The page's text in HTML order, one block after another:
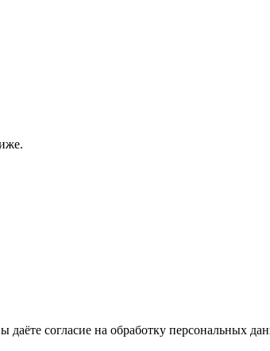
согласие на обработку персональных